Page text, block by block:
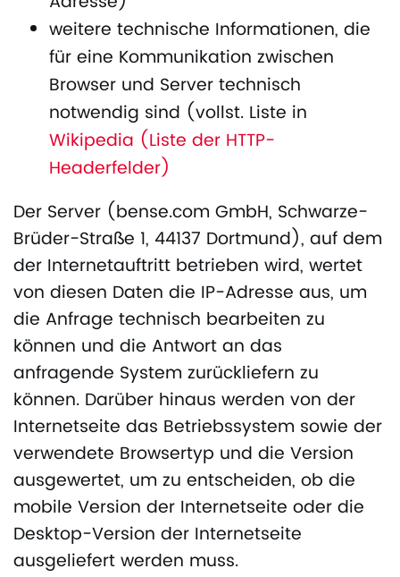
weitere technische Informationen, die
für eine Kommunikation zwischen
Browser und Server technisch
notwendig sind (vollst. Liste in
Wikipedia (Liste der HTTP-
Headerfelder)
Der Server (bense.com GmbH, Schwarze-
Brüder-Straße 1, 44137 Dortmund), auf dem
der Internetauftritt betrieben wird, wertet
von diesen Daten die IP-Adresse aus, um
die Anfrage technisch bearbeiten zu
können und die Antwort an das
anfragende System zurückliefern zu
können. Darüber hinaus werden von der
Internetseite das Betriebssystem sowie der
verwendete Browsertyp und die Version
ausgewertet, um zu entscheiden, ob die
mobile Version der Internetseite oder die
Desktop-Version der Internetseite
ausgeliefert werden muss.